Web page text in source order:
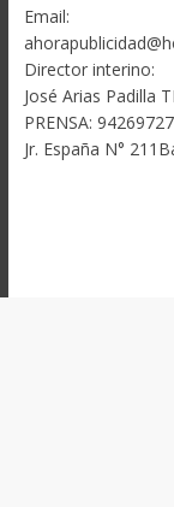
Email:
Director interino:
José Arias Padilla
PRENSA:
Jr. España N°